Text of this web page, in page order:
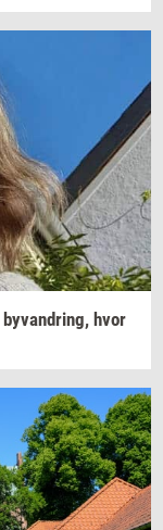
byvan­dring, hvor